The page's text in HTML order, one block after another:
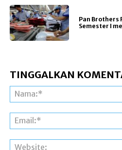
Pan Brothers
Semester I
TINGGALKAN